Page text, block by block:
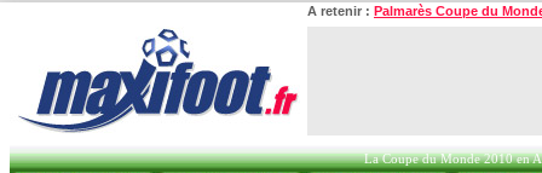
A retenir : Palmarès Coupe du
La Coupe du Monde 2010 en